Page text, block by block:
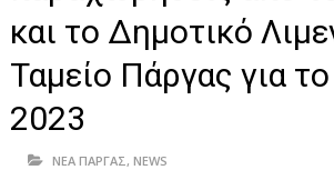
ΗΠΕΙΡΟΣ
και το Δημοτικό
Ταμείο Πάργας για
2023
ΝΕΑ ΠΑΡΓΑΣ, NEWS